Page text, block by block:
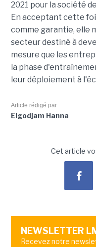
2021 pour la société
En acceptant cette
comme garantie, elle
secteur destiné à
mesure que les
la phase
leur déploiement à
Article rédigé par
Elgodjam Hanna
Cet article
NEWSLETTER
Recevez notre